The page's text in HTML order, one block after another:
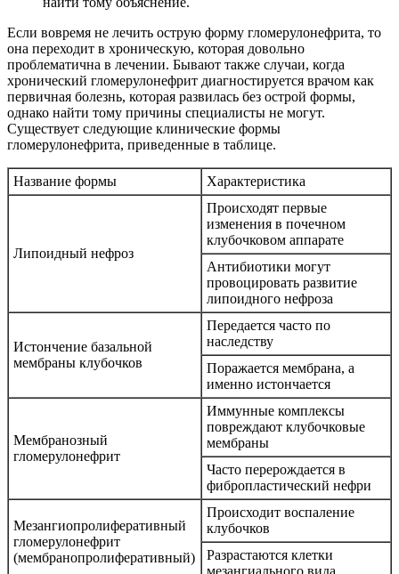
Если вовремя не лечить острую форму гломерулонефрита, то
она переходит в хроническую, которая довольно
проблематична в лечении. Бывают также случаи, когда
хронический гломерулонефрит диагностируется врачом как
первичная болезнь, которая развилась без острой формы,
однако найти тому причины специалисты не могут.
Существует следующие клинические формы
гломерулонефрита, приведенные в таблице.
Название формы Характеристика
Липоидный нефроз
Происходят первые
изменения в почечном
клубочковом аппарате
Антибиотики могут
провоцировать развитие
липоидного нефроза
Истончение базальной
мембраны клубочков
Передается часто по
наследству
Поражается мембрана, а
именно истончается
Мембранозный
гломерулонефрит
Иммунные комплексы
повреждают клубочковые
мембраны
Часто перерождается в
фибропластический нефри
Мезангиопролиферативный
гломерулонефрит
(мембранопролиферативный)
Происходит воспаление
клубочков
Разрастаются клетки